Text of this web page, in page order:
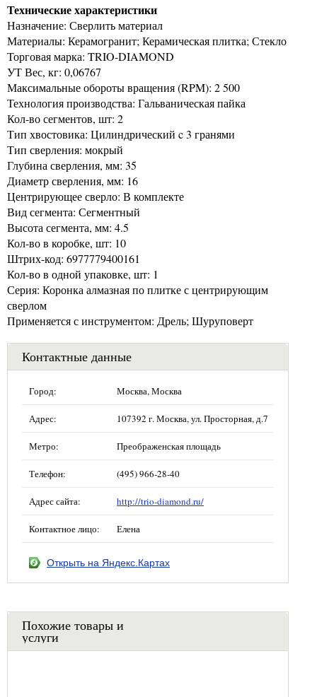
Технические характеристики
Назначение: Сверлить материал
Материалы: Керамогранит; Керамическая плитка; Стекло
Торговая марка: TRIO-DIAMOND
УТ Вес, кг: 0,06767
Максимальные обороты вращения (RPM): 2 500
Технология производства: Гальваническая пайка
Кол-во сегментов, шт: 2
Тип хвостовика: Цилиндрический c 3 гранями
Тип сверления: мокрый
Глубина сверления, мм: 35
Диаметр сверления, мм: 16
Центрирующее сверло: В комплекте
Вид сегмента: Сегментный
Высота сегмента, мм: 4.5
Кол-во в коробке, шт: 10
Штрих-код: 6977779400161
Кол-во в одной упаковке, шт: 1
Серия: Коронка алмазная по плитке с центрирующим
сверлом
Применяется с инструментом: Дрель; Шуруповерт
Контактные данные
Город: Москва, Москва
Адрес: 107392 г. Москва, ул. Просторная, д.7
Метро: Преображенская площадь
Телефон: (495) 966-28-40
Адрес сайта: http://trio-diamond.ru/
Контактное лицо: Елена
Открыть на Яндекс.Картах
Похожие товары и
услуги